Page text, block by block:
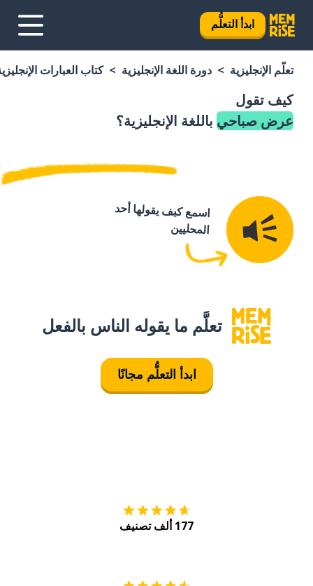
ابدأ التعلُّم
تعلَّم الإنجليزية دورة اللغة الإنجليزية كتاب العبارات
كيف تقول
عرض صباحي باللغة الإنجليزية؟
اسمع كيف يقولها أحد
المحليين
تعلَّم ما يقوله الناس بالفعل
ابدأ التعلُّم مجانًا
177 ألف تصنيف